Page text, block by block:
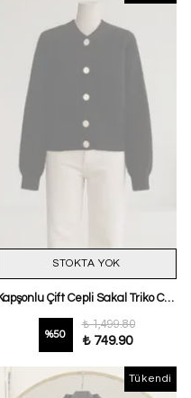
STOKTA YOK
Kapşonlu Çift Cepli Sakal Triko Ceket Siyah
%50
₺ 1,499.80
₺ 749.90
Tükendi